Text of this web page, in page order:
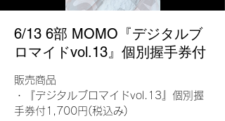
6/13 6部 MOMO『デジタルブ
ロマイドvol.13』個別握手券付
販売商品
・『デジタルブロマイドvol.13』個別握
手券付1,700円(税込み)